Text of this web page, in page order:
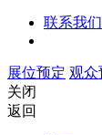
联系我们
展位预定 观众
关闭
返回